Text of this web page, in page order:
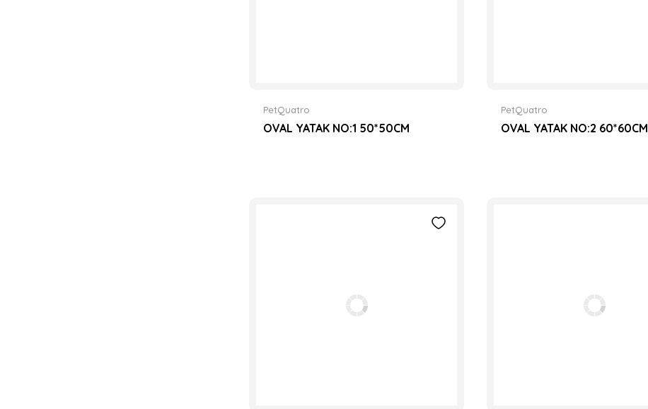
PetQuatro
OVAL YATAK NO:1 50*50CM
PetQuatro
OVAL YATAK NO:2 60*60CM